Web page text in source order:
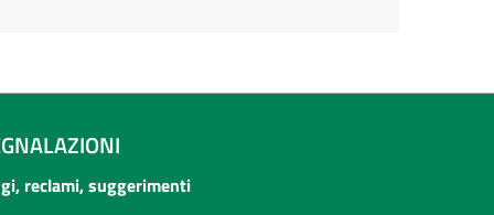
reclami, suggerimenti